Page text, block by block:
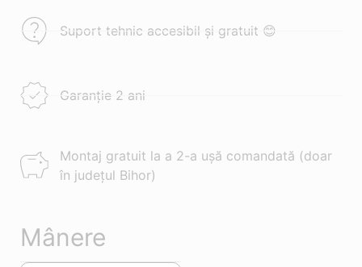
Suport tehnic accesibil și gratuit 😊
Garanție 2 ani
Montaj gratuit la a 2-a ușă comandată (doar
în județul Bihor)
Mânere